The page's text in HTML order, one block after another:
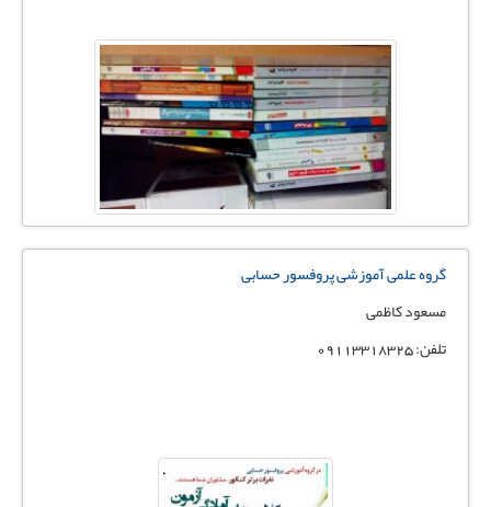
گروه علمی آموزشی پروفسور حسابی
مسعود کاظمی
تلفن: 09113318325